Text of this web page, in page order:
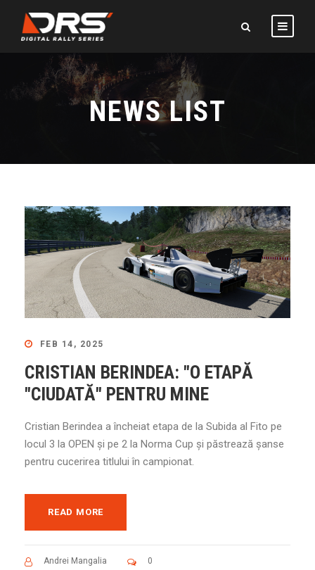
NEWS LIST
FEB 14, 2025
CRISTIAN BERINDEA: "O ETAPĂ
"CIUDATĂ" PENTRU MINE
Cristian Berindea a încheiat etapa de la Subida al Fito pe
locul 3 la OPEN și pe 2 la Norma Cup și păstrează șanse
pentru cucerirea titlului în campionat.
READ MORE
Andrei Mangalia 0